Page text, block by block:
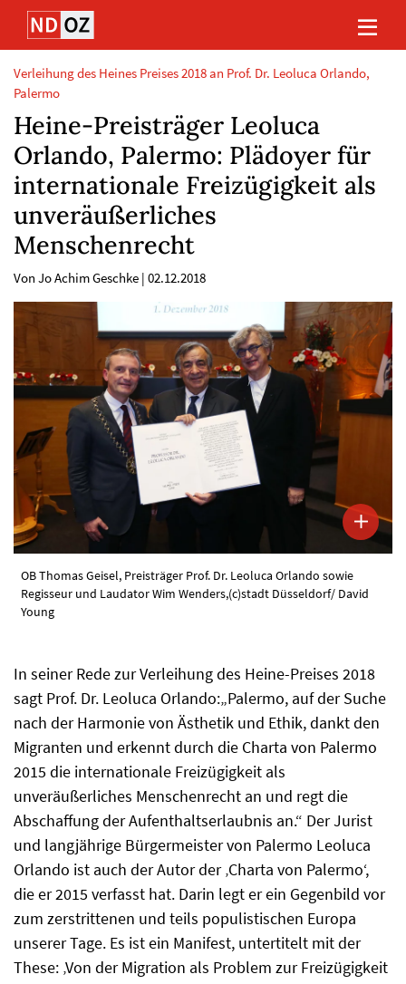
Direkt
Inhalt
(Eingabetaste)
Direkt
Hauptmenu
(Eingabetaste)
Direkt
Suche
(Eingabetaste)
Direkt
Footer
(Eingabetaste)
Verleihung des Heines Preises 2018 an Prof. Dr. Leoluca Orlando,
Palermo
Heine-Preisträger Leoluca
Orlando, Palermo: Plädoyer für
internationale Freizügigkeit als
unveräußerliches
Menschenrecht
Von Jo Achim Geschke | 02.12.2018
OB Thomas Geisel, Preisträger Prof. Dr. Leoluca Orlando sowie
Regisseur und Laudator Wim Wenders,(c)stadt Düsseldorf/ David
Young
In seiner Rede zur Verleihung des Heine-Preises 2018
sagt Prof. Dr. Leoluca Orlando:„Palermo, auf der Suche
nach der Harmonie von Ästhetik und Ethik, dankt den
Migranten und erkennt durch die Charta von Palermo
2015 die internationale Freizügigkeit als
unveräußerliches Menschenrecht an und regt die
Abschaffung der Aufenthaltserlaubnis an.“ Der Jurist
und langjährige Bürgermeister von Palermo Leoluca
Orlando ist auch der Autor der ‚Charta von Palermo‘,
die er 2015 verfasst hat. Darin legt er ein Gegenbild vor
zum zerstrittenen und teils populistischen Europa
unserer Tage. Es ist ein Manifest, untertitelt mit der
These: ‚Von der Migration als Problem zur Freizügigkeit